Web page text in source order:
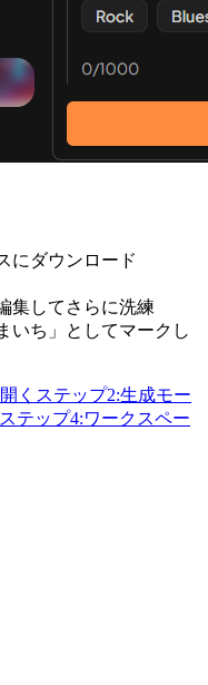
にダウンロード
集してさらに洗練
いち」としてマークし
く ステップ2:生成モー
ステップ4:ワークスペー